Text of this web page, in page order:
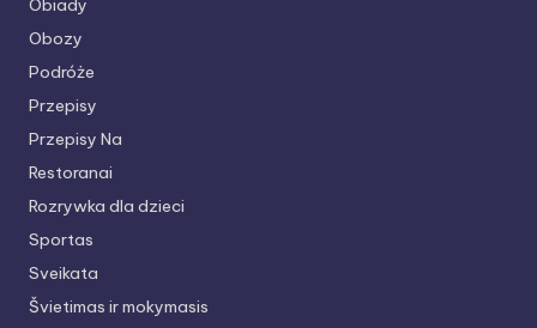
Obiady
Obozy
Podróże
Przepisy
Przepisy Na
Restoranai
Rozrywka dla dzieci
Sportas
Sveikata
Švietimas ir mokymasis